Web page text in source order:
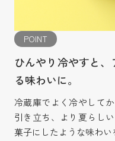
POINT
ひんやり冷やすと
る味わいに。
冷蔵庫でよく冷やして
引き立ち、より夏らし
菓子にしたような味わい